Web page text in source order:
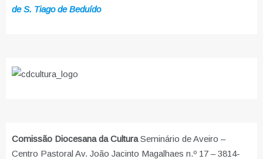
de S. Tiago de Beduído
Comissão Diocesana da CulturaSeminário de Aveiro –
Centro Pastoral Av. João Jacinto Magalhaes n.º 17 – 3814-